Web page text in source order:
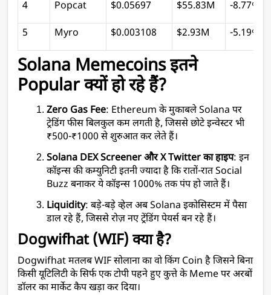
4 Popcat $0.05697 $55.83M -8.77%
5 Myro $0.003108 $2.93M -5.19%
Solana Memecoins इतने
Popular क्यों हो रहे हैं?
Zero Gas Fee: Ethereum के मुकाबले Solana पर
ट्रेडिंग फीस बिलकुल कम लगती है, जिससे छोटे इन्वेस्टर भी
₹500-₹1000 से शुरुआत कर लेते हैं।
Solana DEX Screener और X Twitter का हाइप: इन
कॉइन्स की कम्युनिटी इतनी ज्यादा है कि रातों-रात Social
Buzz बनाकर ये कॉइन्स 1000% तक पंप हो जाते हैं।
Liquidity: बड़े-बड़े व्हेल अब Solana इकोसिस्टम में पैसा
डाल रहे हैं, जिससे रोज़ नए ट्रेंडिंग पेयर्स बन रहे हैं।
Dogwifhat (WIF) क्या है?
Dogwifhat मतलब WIF सोलाना का वो किंग Coin है जिसने बिना
किसी यूटिलिटी के सिर्फ एक टोपी पहने हुए कुत्ते के Meme पर अरबों
डॉलर का मार्केट कैप खड़ा कर दिया।